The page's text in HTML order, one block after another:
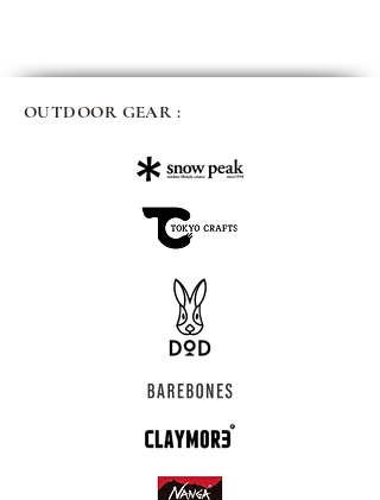
OUTDOOR GEAR :